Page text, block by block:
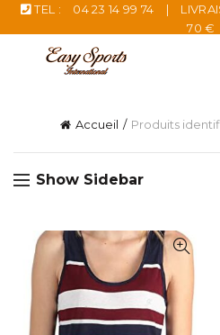
TEL : 04 23 14 99 74 |
70 €
Accueil Produits
Show Sidebar